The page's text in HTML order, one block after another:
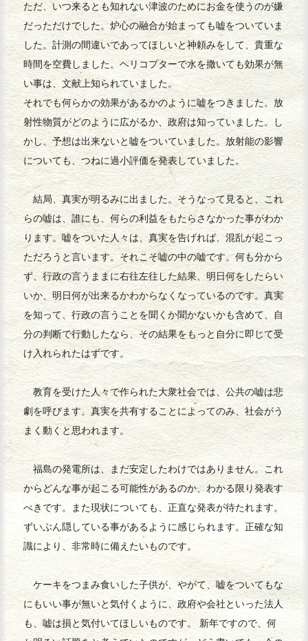
ただ、いつ来るとも知れない津波のためにお金を使うのが嫌
だっただけでした。炉心の融合が始まっても嘘をついていま
した。計測の間違いであってほしいと神頼みをして、貴重な
時間を空費しました。ヘリコプターで水を撒いても効果が無
い事は、文献上知られていました。
それでも何らかの効果があるかのように嘘をつきました。放
射性物質がどのように広がるか、政府は知っていました。し
かし、予想は出来ないと嘘をついていました。放射能の影響
についても、つねに過小評価を発表していました。
結局、真実が明るみに出ました。そうなって見ると、これ
らの嘘は、誰にも、何らの利益をもたらさなかった事がわか
ります。嘘をついた人々は、真実を告げれば、混乱が起こっ
ただろうと言います。それこそ嘘の中の嘘です。何も分から
ず、行政の言うままに右往左往した結果、明日何をしたらい
いか、明日何が出来るかわからなくなっているのです。真実
を知って、行政の言うことを聞くか聞かないかも含めて、自
分の判断で行動したなら、その結果をもっと自分に即して受
け入れられたはずです。
教育を受けた人々で作られた大衆社会では、公共の嘘は悲
劇を呼びます。真実を共有することによってのみ、社会がう
まく動くと思われます。
福島の発電所は、まだ安定したわけではありません。これ
からどんな事が起こる可能性があるのか、わかる限り発表す
べきです。また現状についても、正直な発表が待たれます。
ずいぶん隠している事があるように感じられます。正確な知
識により、非常時に備えたいものです。
ケーキをつまみ食いした子供が、やがて、嘘をついてもな
にもいい事が無いと気付くように、政府や会社といった法人
も、嘘は損と気付いてほしいものです。 新年ですので、何